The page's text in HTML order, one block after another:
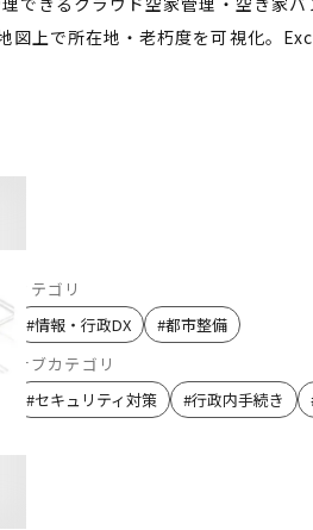
図上で所在地・老朽度を可視化。
カテゴリ
#情報・行政DX #都市整備
サブカテゴリ
#セキュリティ対策 #行政内手続き